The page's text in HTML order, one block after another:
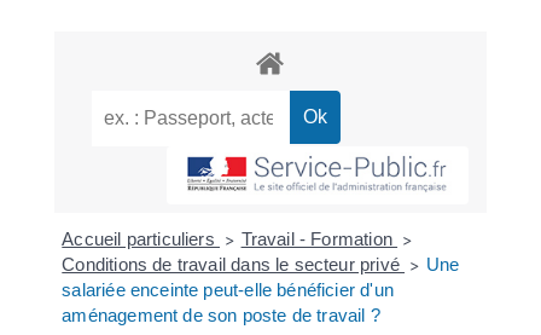
Accueil particuliers > Travail - Formation >
Conditions de travail dans le secteur privé > Une
salariée enceinte peut-elle bénéficier d'un
aménagement de son poste de travail ?